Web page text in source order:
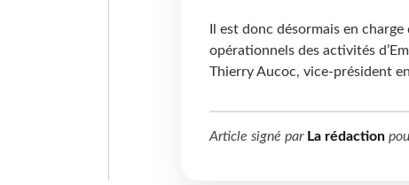
Il est donc désormais en
opérationnels des activités
Thierry Aucoc, vice-président
Article signé par La rédaction